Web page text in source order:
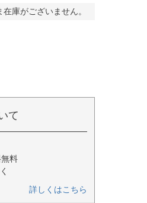
庫がございません。
て
料
詳しくはこちら